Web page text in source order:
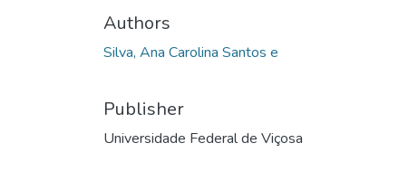
Authors
Silva, Ana Carolina Santos e
Publisher
Universidade Federal de Viçosa